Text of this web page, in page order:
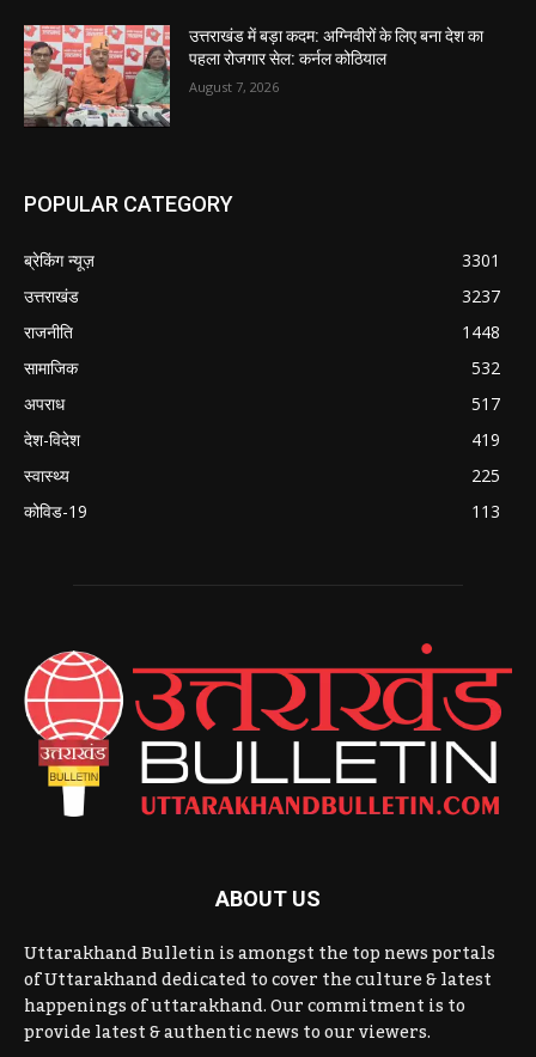
उत्तराखंड में बड़ा कदम: अग्निवीरों के लिए बना देश का
पहला रोजगार सेल: कर्नल कोठियाल
August 7, 2026
POPULAR CATEGORY
ब्रेकिंग न्यूज़
3301
उत्तराखंड
3237
राजनीति
1448
सामाजिक
532
अपराध
517
देश-विदेश
419
स्वास्थ्य
225
कोविड-19
113
ABOUT US
Uttarakhand Bulletin is amongst the top news portals
of Uttarakhand dedicated to cover the culture & latest
happenings of uttarakhand. Our commitment is to
provide latest & authentic news to our viewers.